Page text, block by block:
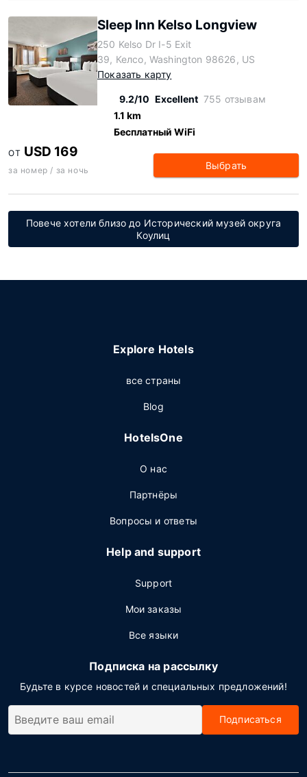
Sleep Inn Kelso Longview
250 Kelso Dr I-5 Exit
39, Келсо, Washington 98626, US
Показать карту
9.2/10 Excellent 755 отзывам
1.1 km
Бесплатный WiFi
ОТ USD 169
за номер / за ночь Выбрать
Повече хотели близо до Исторический музей округа
Коулиц
Explore Hotels
все страны
Blog
HotelsOne
О нас
Партнёры
Вопросы и ответы
Help and support
Support
Мои заказы
Все языки
Подписка на рассылку
Будьте в курсе новостей и специальных предложений!
Подписаться